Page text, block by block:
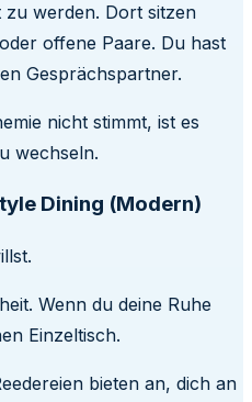
zu werden. Dort sitzen
offene Paare. Du hast
Gesprächspartner.
nicht stimmt, ist es
wechseln.
Dining (Modern)
Wenn du deine Ruhe
Einzeltisch.
bieten an, dich an